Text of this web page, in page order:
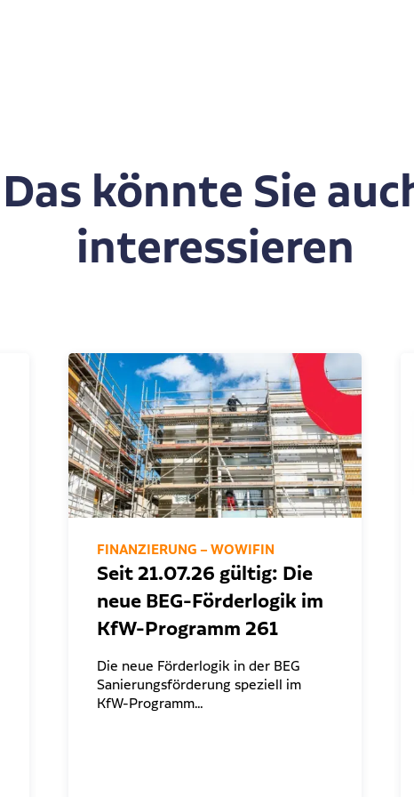
Das könnte Sie
interessieren
FINANZIERUNG – WOWIFIN
Seit 21.07.26 gültig: Die
neue BEG-Förderlogik im
KfW-Programm 261
Die neue Förderlogik in der BEG
Sanierungsförderung speziell im
KfW-Programm…